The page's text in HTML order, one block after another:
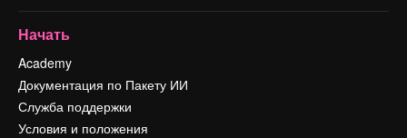
Начать
Academy
Документация по Пакету ИИ
Служба поддержки
Условия и положения